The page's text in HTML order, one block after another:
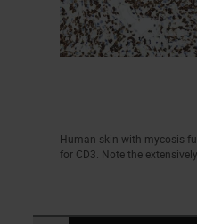
Human skin with mycosis
for CD3. Note the